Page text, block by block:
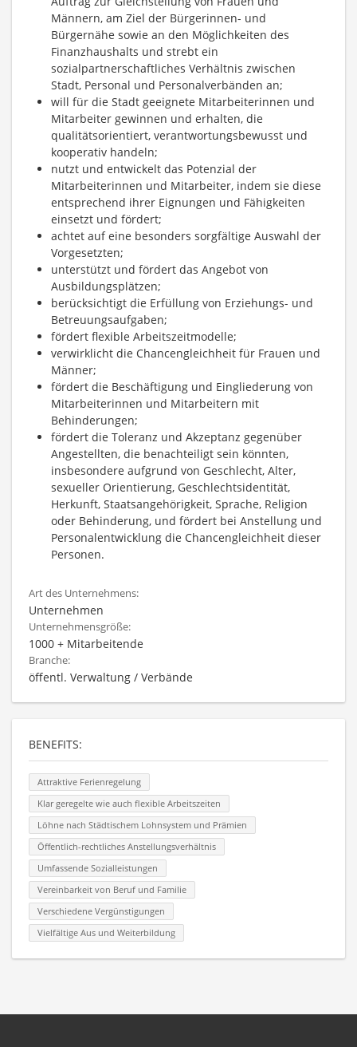
Männern, am Ziel der Bürgerinnen- und
Bürgernähe sowie an den Möglichkeiten des
Finanzhaushalts und strebt ein
sozialpartnerschaftliches Verhältnis zwischen
Stadt, Personal und Personalverbänden an;
will für die Stadt geeignete Mitarbeiterinnen und
Mitarbeiter gewinnen und erhalten, die
qualitätsorientiert, verantwortungsbewusst und
kooperativ handeln;
nutzt und entwickelt das Potenzial der
Mitarbeiterinnen und Mitarbeiter, indem sie diese
entsprechend ihrer Eignungen und Fähigkeiten
einsetzt und fördert;
achtet auf eine besonders sorgfältige Auswahl der
Vorgesetzten;
unterstützt und fördert das Angebot von
Ausbildungsplätzen;
berücksichtigt die Erfüllung von Erziehungs- und
Betreuungsaufgaben;
fördert flexible Arbeitszeitmodelle;
verwirklicht die Chancengleichheit für Frauen und
Männer;
fördert die Beschäftigung und Eingliederung von
Mitarbeiterinnen und Mitarbeitern mit
Behinderungen;
fördert die Toleranz und Akzeptanz gegenüber
Angestellten, die benachteiligt sein könnten,
insbesondere aufgrund von Geschlecht, Alter,
sexueller Orientierung, Geschlechtsidentität,
Herkunft, Staatsangehörigkeit, Sprache, Religion
oder Behinderung, und fördert bei Anstellung und
Personalentwicklung die Chancengleichheit dieser
Personen.
Art des Unternehmens:
Unternehmen
Unternehmensgröße:
1000 + Mitarbeitende
Branche:
öffentl. Verwaltung / Verbände
BENEFITS:
Attraktive Ferienregelung
Klar geregelte wie auch flexible Arbeitszeiten
Löhne nach Städtischem Lohnsystem und Prämien
Öffentlich-rechtliches Anstellungsverhältnis
Umfassende Sozialleistungen
Vereinbarkeit von Beruf und Familie
Verschiedene Vergünstigungen
Vielfältige Aus und Weiterbildung